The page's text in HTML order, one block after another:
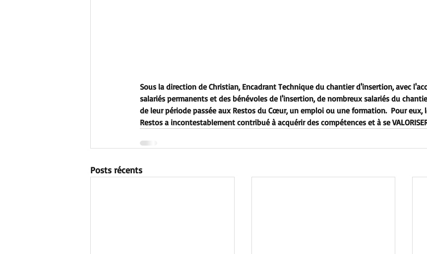
Sous la direction de Christian, Encadrant Technique du chantier d'insertion, avec
salariés permanents et des bénévoles de l'insertion, de nombreux salariés du
de leur période passée aux Restos du Cœur, un emploi ou une formation.  Pour eux,
Restos a incontestablement contribué à acquérir des compétences et à se
Posts récents